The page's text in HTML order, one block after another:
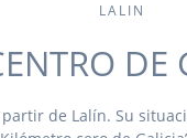
LALIN
DE
partir de Lalín. Su